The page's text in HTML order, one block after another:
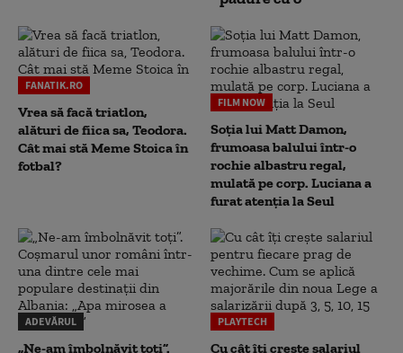
FANATIK.RO
Vrea să facă triatlon,
alături de fiica sa, Teodora.
Cât mai stă Meme Stoica în
fotbal?
FILM NOW
Soția lui Matt Damon,
frumoasa balului într-o
rochie albastru regal,
mulată pe corp. Luciana a
furat atenția la Seul
ADEVĂRUL
„Ne-am îmbolnăvit toți”.
PLAYTECH
Cu cât îți crește salariul